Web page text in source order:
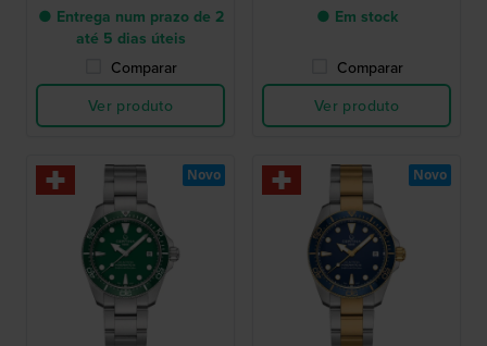
● Entrega num prazo de 2
até 5 dias úteis
Comparar
Ver produto
● Em stock
Comparar
Ver produto
Novo Novo